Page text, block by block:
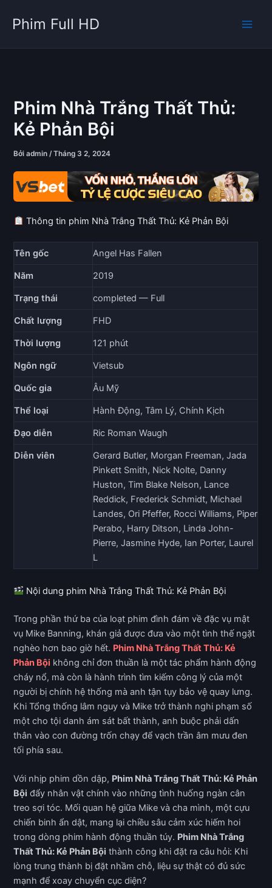
dung
Phim Full HD
Phim Nhà Trắng Thất Thủ:
Kẻ Phản Bội
Bởiadmin/Tháng 3 2, 2024
Thông tin phim Nhà Trắng Thất Thủ: Kẻ Phản Bội
Tên gốc Angel Has Fallen
Năm 2019
Trạng thái completed — Full
Chất lượng FHD
Thời lượng 121 phút
Ngôn ngữ Vietsub
Quốc gia Âu Mỹ
Thể loại Hành Động, Tâm Lý, Chính Kịch
Đạo diễn Ric Roman Waugh
Diễn viên
Gerard Butler, Morgan Freeman, Jada
Pinkett Smith, Nick Nolte, Danny
Huston, Tim Blake Nelson, Lance
Reddick, Frederick Schmidt, Michael
Landes, Ori Pfeffer, Rocci Williams, Piper
Perabo, Harry Ditson, Linda John-
Pierre, Jasmine Hyde, Ian Porter, Laurel
L
Nội dung phim Nhà Trắng Thất Thủ: Kẻ Phản Bội
Trong phần thứ ba của loạt phim đình đám về đặc vụ mật
vụ Mike Banning, khán giả được đưa vào một tình thế ngặt
nghèo hơn bao giờ hết. Phim Nhà Trắng Thất Thủ: Kẻ
Phản Bội không chỉ đơn thuần là một tác phẩm hành động
cháy nổ, mà còn là hành trình tìm kiếm công lý của một
người bị chính hệ thống mà anh tận tụy bảo vệ quay lưng.
Khi Tổng thống lâm nguy và Mike trở thành nghi phạm số
một cho tội danh ám sát bất thành, anh buộc phải dấn
thân vào con đường trốn chạy để vạch trần âm mưu đen
tối phía sau.
Với nhịp phim dồn dập, Phim Nhà Trắng Thất Thủ: Kẻ Phản
Bội đẩy nhân vật chính vào những tình huống ngàn cân
treo sợi tóc. Mối quan hệ giữa Mike và cha mình, một cựu
chiến binh ẩn dật, mang lại chiều sâu cảm xúc hiếm hoi
trong dòng phim hành động thuần túy. Phim Nhà Trắng
Thất Thủ: Kẻ Phản Bội thành công khi đặt ra câu hỏi: Khi
lòng trung thành bị đặt nhầm chỗ, liệu sự thật có đủ sức
mạnh để xoay chuyển cục diện?